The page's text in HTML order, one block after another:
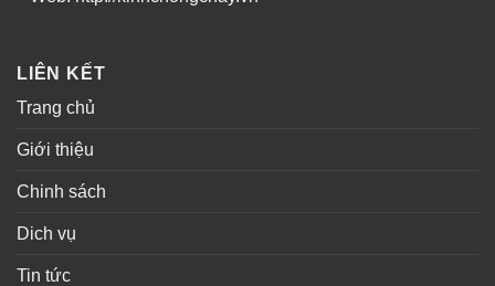
LIÊN KẾT
Trang chủ
Giới thiệu
Chinh sách
Dich vụ
Tin tức